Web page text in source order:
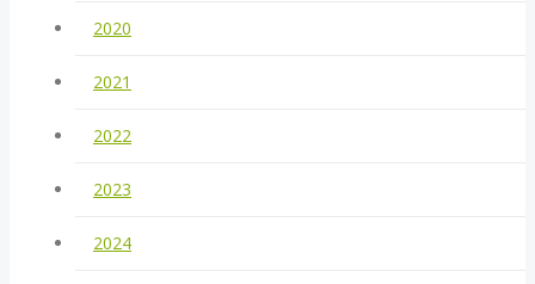
2020
2021
2022
2023
2024